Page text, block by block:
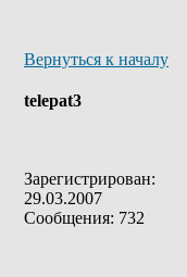
Вернуться к началу
telepat3
Зарегистрирован:
29.03.2007
Сообщения: 732